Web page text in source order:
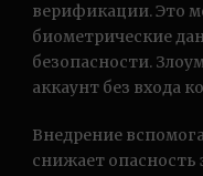
верификации. Это
биометрические
безопасности.
аккаунт без входа
Внедрение
снижает